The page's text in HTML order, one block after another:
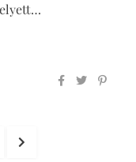
KÖVETKEZŐ